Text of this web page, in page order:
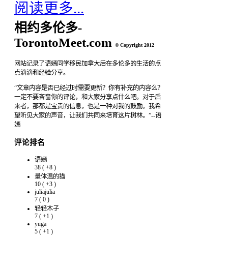
阅读更多...
相约多伦多-
TorontoMeet.com
© Copyright 2012
网站记录了语嫣同学移民加拿大后在多伦多的生活的点
点滴滴和经验分享。
“文章内容是否已经过时需要更新？你有补充的内容么？
一定不要吝啬你的评论，和大家分享点什么吧。对于后
来者，那都是宝贵的信息，也是一种对我的鼓励。我希
望听见大家的声音，让我们共同来培育这片树林。”--语
嫣
评论排名
语嫣
38 ( +8 )
量体温的猫
10 ( +3 )
juliajulia
7 ( 0 )
轻轻木子
7 ( +1 )
yuga
5 ( +1 )